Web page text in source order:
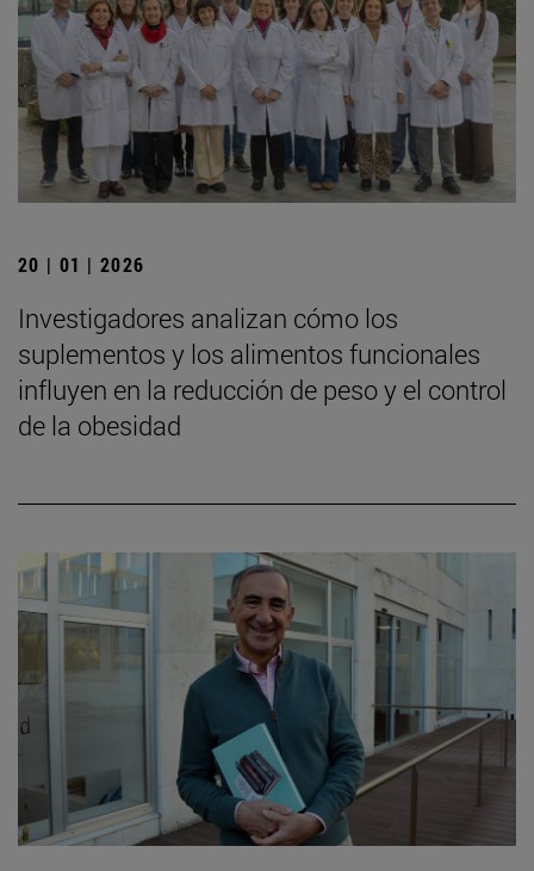
20 | 01 | 2026
Investigadores analizan cómo los
suplementos y los alimentos funcionales
influyen en la reducción de peso y el control
de la obesidad